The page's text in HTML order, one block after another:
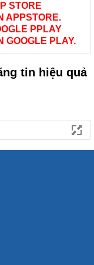
STORE
APPSTORE.
PPLAY
GOOGLE PLAY.
tin hiệu quả